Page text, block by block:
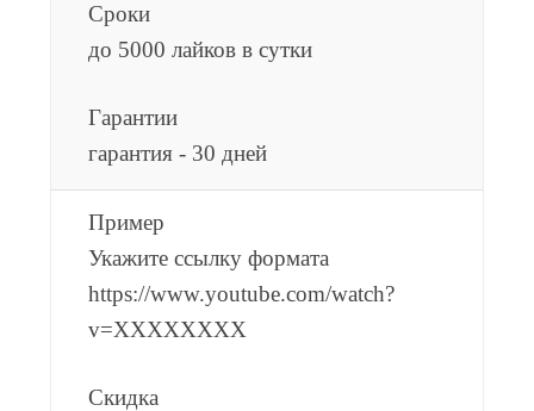
Сроки
до 5000 лайков в сутки
Гарантии
гарантия - 30 дней
Пример
Укажите ссылку формата
https://www.youtube.com/watch?
v=XXXXXXXX
Скидка